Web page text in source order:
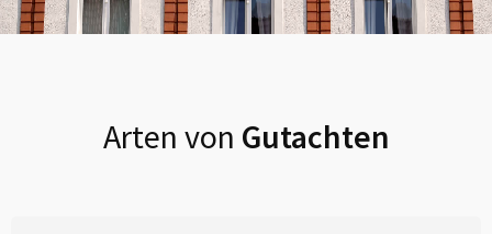
Arten von Gutachten